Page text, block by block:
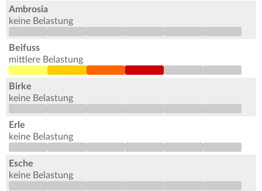
Ambrosia
keine Belastung
Beifuss
mittlere Belastung
Birke
keine Belastung
Erle
keine Belastung
Esche
keine Belastung